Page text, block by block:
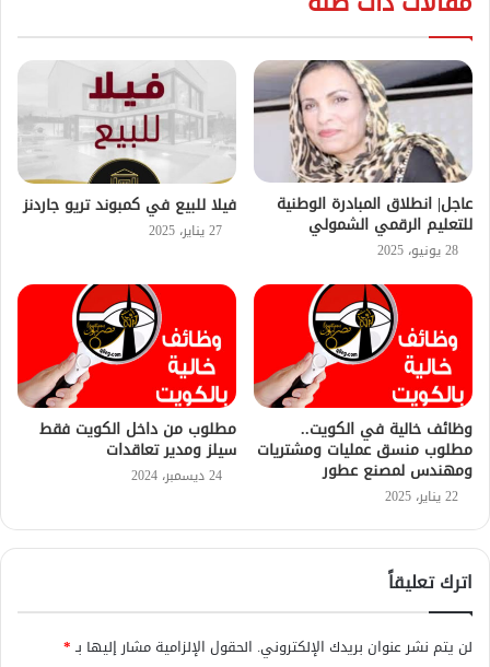
عاجل| انطلاق المبادرة الوطنية
للتعليم الرقمي الشمولي
28 يونيو، 2025
فيلا للبيع في كمبوند تريو جاردنز
27 يناير، 2025
وظائف خالية في الكويت..
مطلوب منسق عمليات ومشتريات
ومهندس لمصنع عطور
22 يناير، 2025
مطلوب من داخل الكويت فقط
سيلز ومدير تعاقدات
24 ديسمبر، 2024
اترك تعليقاً
لن يتم نشر عنوان بريدك الإلكتروني. الحقول الإلزامية مشار إليها بـ*